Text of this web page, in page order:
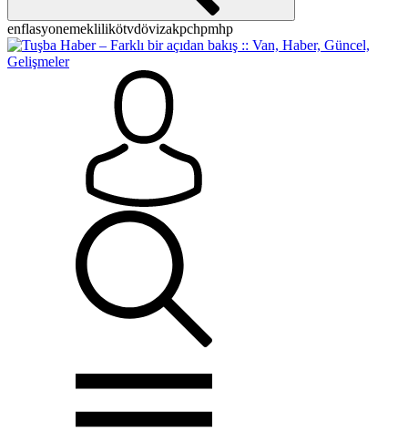
enflasyonemeklilikötvdövizakpchpmhp